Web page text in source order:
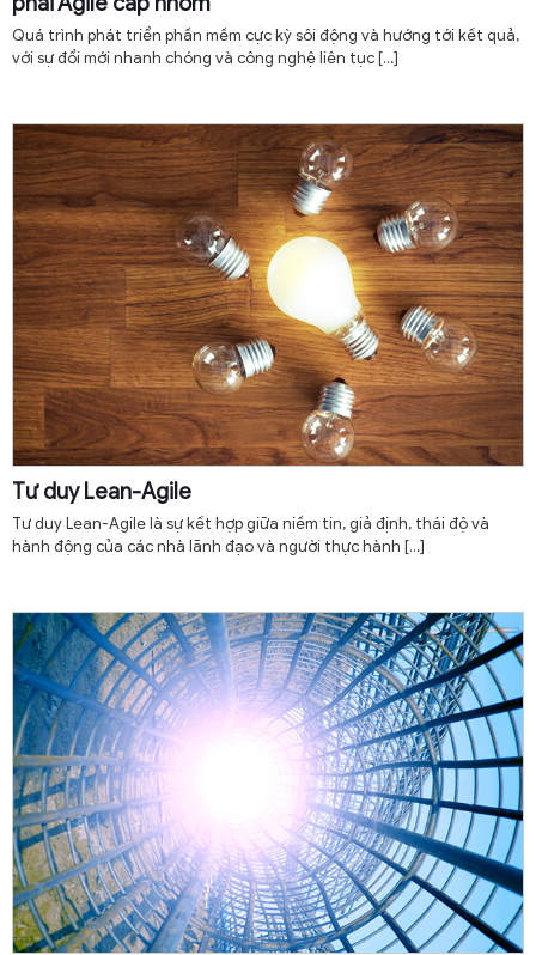
Quá trình phát triển phần mềm cực kỳ sôi động và hướng tới kết quả,
với sự đổi mới nhanh chóng và công nghệ liên tục[…]
Tư duy Lean-Agile
Tư duy Lean-Agile là sự kết hợp giữa niềm tin, giả định, thái độ và
hành động của các nhà lãnh đạo và người thực hành […]